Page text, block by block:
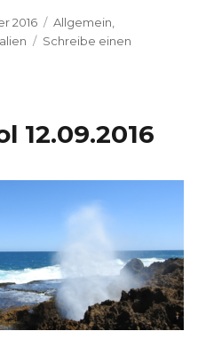
2016 Kategorien
Allgemein
Schreibe einen
12.09.2016